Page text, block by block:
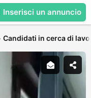
Inserisci un annuncio
Candidati in cerca di